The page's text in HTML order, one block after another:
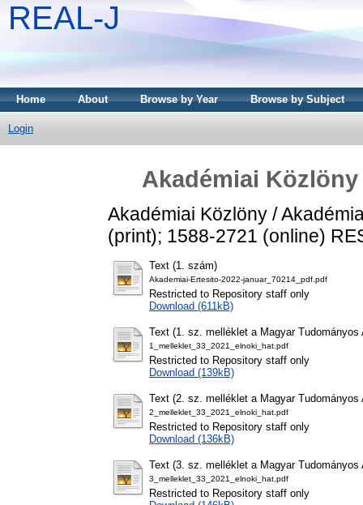
REAL-J
Home About Browse by Year Browse by Subject
Login
Akadémiai
Akadémiai Közlöny /
(print); 1588-2721 (online)
Text (1. szám)
Akademiai-Ertesito-2022-januar_70214_pdf.pdf
Restricted to Repository staff only
Download (611kB)
Text (1. sz. melléklet a Magyar
1_melleklet_33_2021_elnoki_hat.pdf
Restricted to Repository staff only
Download (139kB)
Text (2. sz. melléklet a Magyar
2_melleklet_33_2021_elnoki_hat.pdf
Restricted to Repository staff only
Download (136kB)
Text (3. sz. melléklet a Magyar
3_melleklet_33_2021_elnoki_hat.pdf
Restricted to Repository staff only